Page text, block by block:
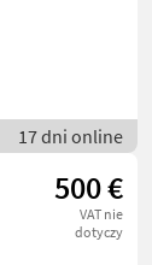
17 dni online
500 €
VAT nie
dotyczy